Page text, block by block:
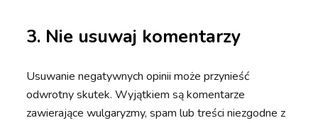
3. Nie usuwaj komentarzy
Usuwanie negatywnych opinii może przynieść
odwrotny skutek. Wyjątkiem są komentarze
zawierające wulgaryzmy, spam lub treści niezgodne z